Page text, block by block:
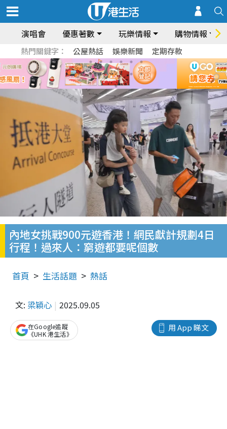
演唱會 優惠著數 玩樂情報 購物情報
熱門關鍵字： 公屋熱話 娛樂新聞 定期存款
內地女挑戰900元遊香港！網民獻計規劃4日
行程！過來人：窮遊都要呢個數
首頁 生活話題 熱話
文: 梁穎心 2025.09.05
用 App 睇文
在Google追蹤
《UHK 港生活》